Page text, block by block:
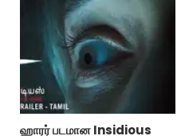
ஹாரர் படமான Insidious